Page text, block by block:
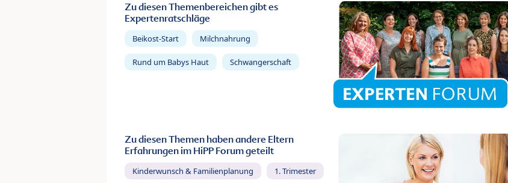
Zu diesen Themenbereichen gibt es
Expertenratschläge
Beikost-Start Milchnahrung
Rund um Babys Haut Schwangerschaft
Zu diesen Themen haben andere Eltern
Erfahrungen im HiPP Forum geteilt
Kinderwunsch & Familienplanung 1. Trimester